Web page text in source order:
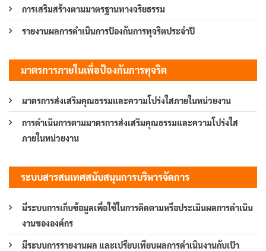
การเสริมสร้างตามมาตรฐานทางจริยธรรม
รายงานผลการดำเนินการป้องกันการทุจริตประจำปี
มาตรการภายในเพื่อป้องกันการทุจริต
มาตรการส่งเสริมคุณธรรมและความโปร่งใสภายในหน่วยงาน
การดำเนินการตามมาตรการส่งเสริมคุณธรรมและความโปร่งใส
ภายในหน่วยงาน
ระบบสารสนเทศสนับสนุนการบริหารจัดการ
มีระบบการเก็บข้อมูลเพื่อใช้ในการติดตามหรือประเมินผลการดำเนิน
งานขององค์กร
มีระบบการรายงานผล และเปรียบเทียบผลการดำเนินงานกับเป้า